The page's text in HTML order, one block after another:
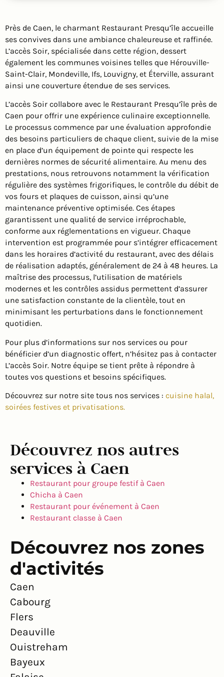
Près de Caen, le charmant Restaurant Presqu’île accueille
ses convives dans une ambiance chaleureuse et raffinée.
L’accès Soir, spécialisée dans cette région, dessert
également les communes voisines telles que Hérouville-
Saint-Clair, Mondeville, Ifs, Louvigny, et Éterville, assurant
ainsi une couverture étendue de ses services.
L’accès Soir collabore avec le Restaurant Presqu’île près de
Caen pour offrir une expérience culinaire exceptionnelle.
Le processus commence par une évaluation approfondie
des besoins particuliers de chaque client, suivie de la mise
en place d’un équipement de pointe qui respecte les
dernières normes de sécurité alimentaire. Au menu des
prestations, nous retrouvons notamment la vérification
régulière des systèmes frigorifiques, le contrôle du débit de
vos fours et plaques de cuisson, ainsi qu’une
maintenance préventive optimisée. Ces étapes
garantissent une qualité de service irréprochable,
conforme aux réglementations en vigueur. Chaque
intervention est programmée pour s’intégrer efficacement
dans les horaires d’activité du restaurant, avec des délais
de réalisation adaptés, généralement de 24 à 48 heures. La
maîtrise des processus, l’utilisation de matériels
modernes et les contrôles assidus permettent d’assurer
une satisfaction constante de la clientèle, tout en
minimisant les perturbations dans le fonctionnement
quotidien.
Pour plus d’informations sur nos services ou pour
bénéficier d’un diagnostic offert, n’hésitez pas à contacter
L’accès Soir. Notre équipe se tient prête à répondre à
toutes vos questions et besoins spécifiques.
Découvrez sur notre site tous nos services : cuisine halal,
soirées festives et privatisations.
Découvrez nos autres
services à Caen
Restaurant pour groupe festif à Caen
Chicha à Caen
Restaurant pour événement à Caen
Restaurant classe à Caen
Découvrez nos zones
d'activités
Caen
Cabourg
Flers
Deauville
Ouistreham
Bayeux